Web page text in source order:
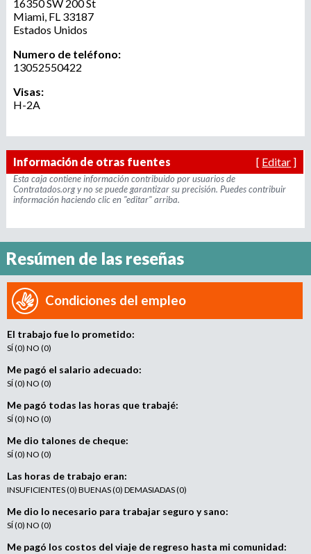
u
e
d
r
o
g
e
d
e
r
e
u
t
a
m
i
n
t
16350 SW 200 St
Miami, FL 33187
Estados Unidos
Numero de teléfono:
13052550422
Visas:
H-2A
Información de otras fuentes [ Editar ]
Esta caja contiene información contribuido por usuarios de
Contratados.org y no se puede garantizar su precisión. Puedes contribuir
información haciendo clic en "editar" arriba.
Resúmen de las reseñas
Condiciones del empleo
El trabajo fue lo prometido:
SÍ (0) NO (0)
Me pagó el salario adecuado:
SÍ (0) NO (0)
Me pagó todas las horas que trabajé:
SÍ (0) NO (0)
Me dio talones de cheque:
SÍ (0) NO (0)
Las horas de trabajo eran:
INSUFICIENTES (0) BUENAS (0) DEMASIADAS (0)
Me dio lo necesario para trabajar seguro y sano:
SÍ (0) NO (0)
Me pagó los costos del viaje de regreso hasta mi comunidad: